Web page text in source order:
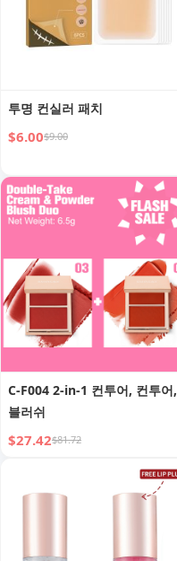
투명 컨실러 패치
$6.00$9.00
C-F004 2-in-1 컨투어, 컨투어,
블러쉬
$27.42$81.72